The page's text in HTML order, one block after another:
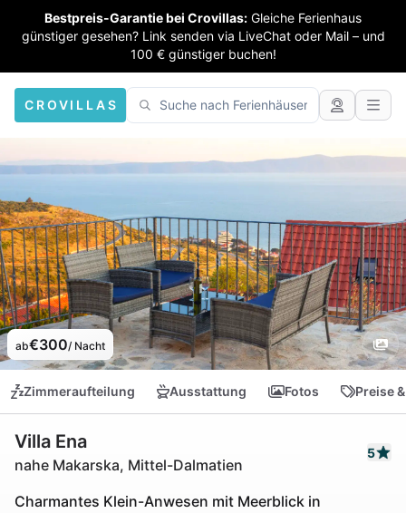
Bestpreis-Garantie bei Crovillas: Gleiche Ferienhaus
günstiger gesehen? Link senden via LiveChat oder Mail – und
100 € günstiger buchen!
CROVILLAS
ab€300/ Nacht
Zimmeraufteilung Ausstattung Fotos Preise
Villa Ena
nahe Makarska, Mittel-Dalmatien
5
Charmantes Klein-Anwesen mit Meerblick in